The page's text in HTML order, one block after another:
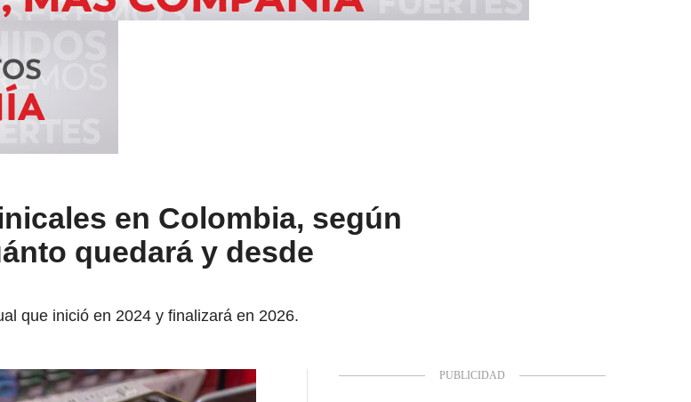
en Colombia, según
quedará y desde
que inició en 2024 y finalizará en 2026.